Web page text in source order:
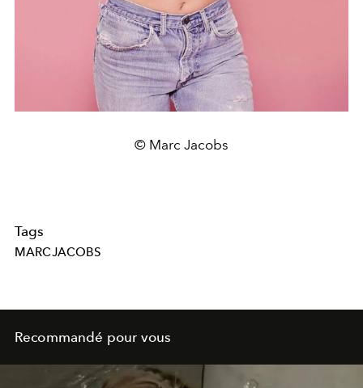
© Marc Jacobs
Tags
MARCJACOBS
Recommandé pour vous